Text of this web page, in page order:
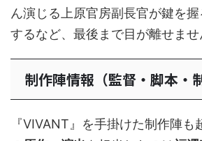
ん演じる上原官房副長官が鍵を
するなど、最後まで目が離せませ
制作陣情報（監督・脚本・
『VIVANT』を手掛けた制作陣